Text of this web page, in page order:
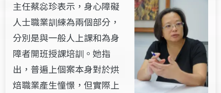
主任蔡惢珍表示，身心障礙
人士職業訓練為兩個部分，
分別是與一般人上課和為身
障者開班授課培訓。她指
出，普遍上個案本身對於烘
焙職業產生憧憬，但實際上